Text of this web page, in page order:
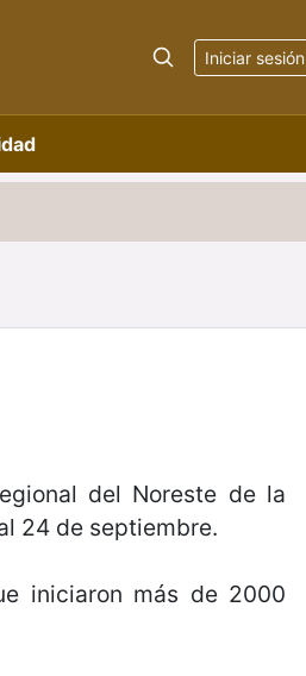
Iniciar sesión
del Noreste de la
24 de septiembre.
iniciaron más de 2000